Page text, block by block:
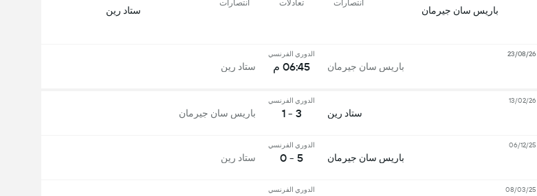
باريس سان جيرمان
انتصارات تعادلات انتصارات
ستاد رين
باريس سان جيرمان
الدوري الفرنسي
06:45 م ستاد رين
23/08/26
ستاد رين
الدوري الفرنسي
3 - 1 باريس سان جيرمان
13/02/26
باريس سان جيرمان
الدوري الفرنسي
5 - 0 ستاد رين
06/12/25
الدوري الفرنسي 08/03/25